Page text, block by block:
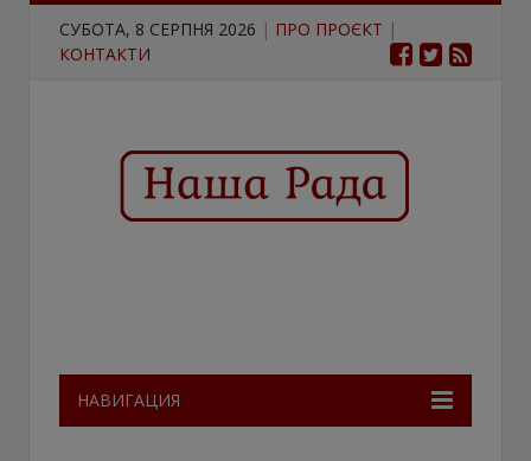
СУБОТА, 8 СЕРПНЯ 2026 | ПРО ПРОЄКТ |
КОНТАКТИ
НАВИГАЦИЯ